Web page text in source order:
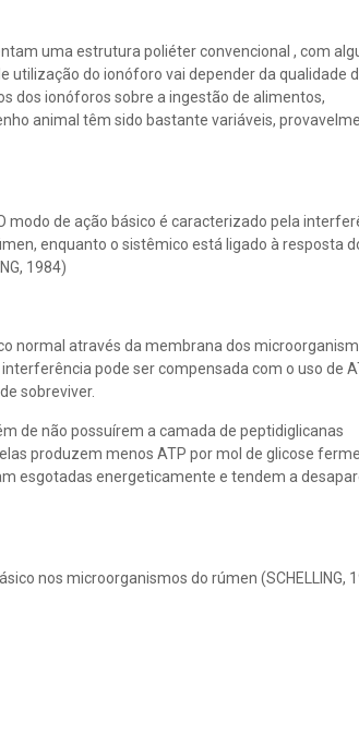
uma estrutura poliéter convencional , com
utilização do ionóforo vai depender da qualidade
dos ionóforos sobre a ingestão de alimentos,
animal têm sido bastante variáveis,
modo de ação básico é caracterizado pela
enquanto o sistêmico está ligado à resposta
1984)
normal através da membrana dos
pode ser compensada com o uso de
sobreviver.
de não possuírem a camada de peptidiglicanas
produzem menos ATP por mol de glicose
esgotadas energeticamente e tendem a
nos microorganismos do rúmen (SCHELLING,